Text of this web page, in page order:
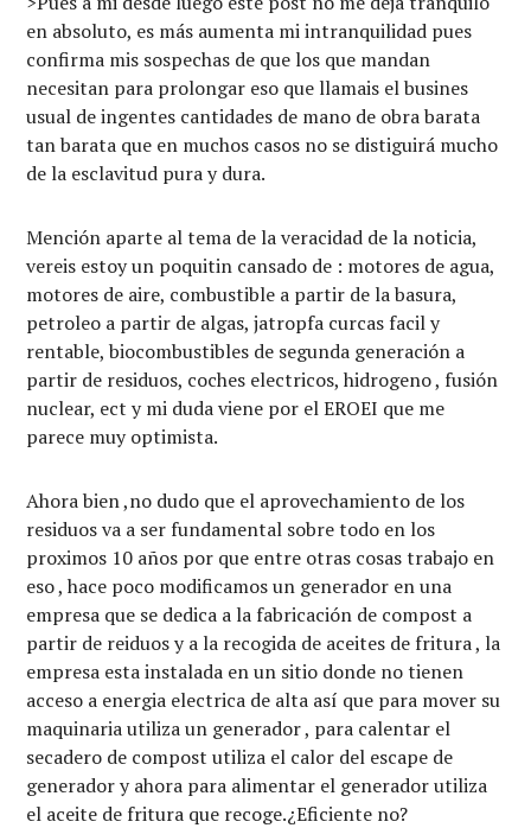
en absoluto, es más aumenta mi intranquilidad pues
confirma mis sospechas de que los que mandan
necesitan para prolongar eso que llamais el busines
usual de ingentes cantidades de mano de obra barata
tan barata que en muchos casos no se distiguirá mucho
de la esclavitud pura y dura.
Mención aparte al tema de la veracidad de la noticia,
vereis estoy un poquitin cansado de : motores de agua,
motores de aire, combustible a partir de la basura,
petroleo a partir de algas, jatropfa curcas facil y
rentable, biocombustibles de segunda generación a
partir de residuos, coches electricos, hidrogeno , fusión
nuclear, ect y mi duda viene por el EROEI que me
parece muy optimista.
Ahora bien ,no dudo que el aprovechamiento de los
residuos va a ser fundamental sobre todo en los
proximos 10 años por que entre otras cosas trabajo en
eso , hace poco modificamos un generador en una
empresa que se dedica a la fabricación de compost a
partir de reiduos y a la recogida de aceites de fritura , la
empresa esta instalada en un sitio donde no tienen
acceso a energia electrica de alta así que para mover su
maquinaria utiliza un generador , para calentar el
secadero de compost utiliza el calor del escape de
generador y ahora para alimentar el generador utiliza
el aceite de fritura que recoge.¿Eficiente no?